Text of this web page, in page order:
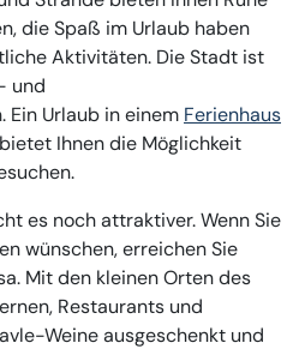
die Spaß im Urlaub haben
Aktivitäten. Die Stadt ist
und
Ein Urlaub in einem Ferienhaus
Ihnen die Möglichkeit
es noch attraktiver. Wenn Sie
wünschen, erreichen Sie
Mit den kleinen Orten des
Restaurants und
Weine ausgeschenkt und